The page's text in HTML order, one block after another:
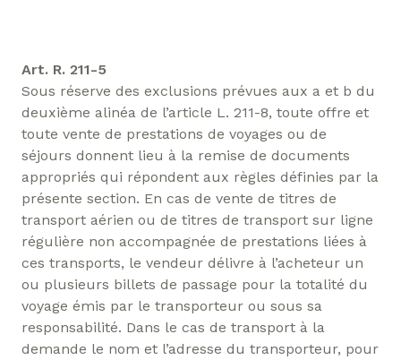
Art. R. 211-5
Sous réserve des exclusions prévues aux a et b du
deuxième alinéa de l’article L. 211-8, toute offre et
toute vente de prestations de voyages ou de
séjours donnent lieu à la remise de documents
appropriés qui répondent aux règles définies par la
présente section. En cas de vente de titres de
transport aérien ou de titres de transport sur ligne
régulière non accompagnée de prestations liées à
ces transports, le vendeur délivre à l’acheteur un
ou plusieurs billets de passage pour la totalité du
voyage émis par le transporteur ou sous sa
responsabilité. Dans le cas de transport à la
demande le nom et l’adresse du transporteur, pour